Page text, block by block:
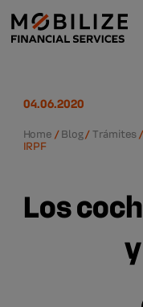
04.06.2020
Home /Blog/Trámites /
IRPF
Los